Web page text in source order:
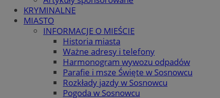
KRYMINALNE
MIASTO
INFORMACJE O MIEŚCIE
Historia miasta
Ważne adresy i telefony
Harmonogram wywozu odpadów
Parafie i msze Święte w Sosnowcu
Rozkłady jazdy w Sosnowcu
Pogoda w Sosnowcu